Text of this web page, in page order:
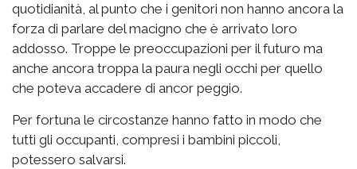
quotidianità, al punto che i genitori non hanno ancora la
forza di parlare del macigno che è arrivato loro
addosso. Troppe le preoccupazioni per il futuro ma
anche ancora troppa la paura negli occhi per quello
che poteva accadere di ancor peggio.
Per fortuna le circostanze hanno fatto in modo che
tutti gli occupanti, compresi i bambini piccoli,
potessero salvarsi.